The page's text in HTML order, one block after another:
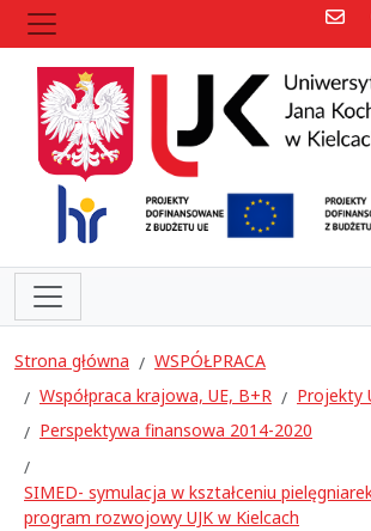
Strona główna
WSPÓŁPRACA
Współpraca krajowa, UE, B+R
Projekty
Perspektywa finansowa 2014-2020
SIMED- symulacja w kształceniu
program rozwojowy UJK w Kielcach